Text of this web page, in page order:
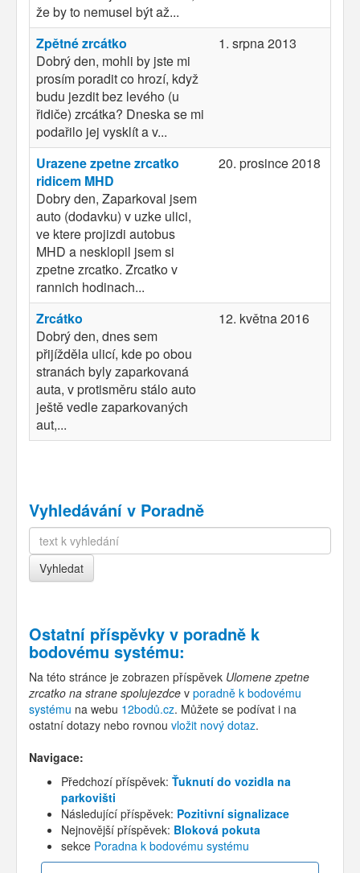
že by to nemusel být až...
Zpětné zrcátko
Dobrý den, mohli by jste mi
prosím poradit co hrozí, když
budu jezdit bez levého (u
řidiče) zrcátka? Dneska se mi
podařilo jej vysklít a v...
1. srpna 2013
Urazene zpetne zrcatko
ridicem MHD
Dobry den, Zaparkoval jsem
auto (dodavku) v uzke ulici,
ve ktere projizdi autobus
MHD a nesklopil jsem si
zpetne zrcatko. Zrcatko v
rannich hodinach...
20. prosince 2018
Zrcátko
Dobrý den, dnes sem
přijížděla ulicí, kde po obou
stranách byly zaparkovaná
auta, v protisměru stálo auto
ještě vedle zaparkovaných
aut,...
12. května 2016
Vyhledávání v Poradně
Ostatní příspěvky v poradně k
bodovému systému:
Na této stránce je zobrazen příspěvek Ulomene zpetne
zrcatko na strane spolujezdce v poradně k bodovému
systému na webu 12bodů.cz. Můžete se podívat i na
ostatní dotazy nebo rovnou vložit nový dotaz.
Navigace:
Předchozí příspěvek: Ťuknutí do vozidla na
parkovišti
Následující příspěvek: Pozitivní signalizace
Nejnovější příspěvek: Bloková pokuta
sekce Poradna k bodovému systému